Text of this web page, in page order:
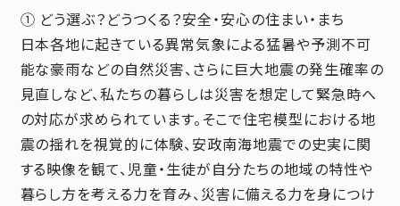
① どう選ぶ？どうつくる？安全・安心の住まい・まち
日本各地に起きている異常気象による猛暑や予測不可
能な豪雨などの自然災害、さらに巨大地震の発生確率の
見直しなど、私たちの暮らしは災害を想定して緊急時へ
の対応が求められています。そこで住宅模型における地
震の揺れを視覚的に体験、安政南海地震での史実に関
する映像を観て、児童・生徒が自分たちの地域の特性や
暮らし方を考える力を育み、災害に備える力を身につけ